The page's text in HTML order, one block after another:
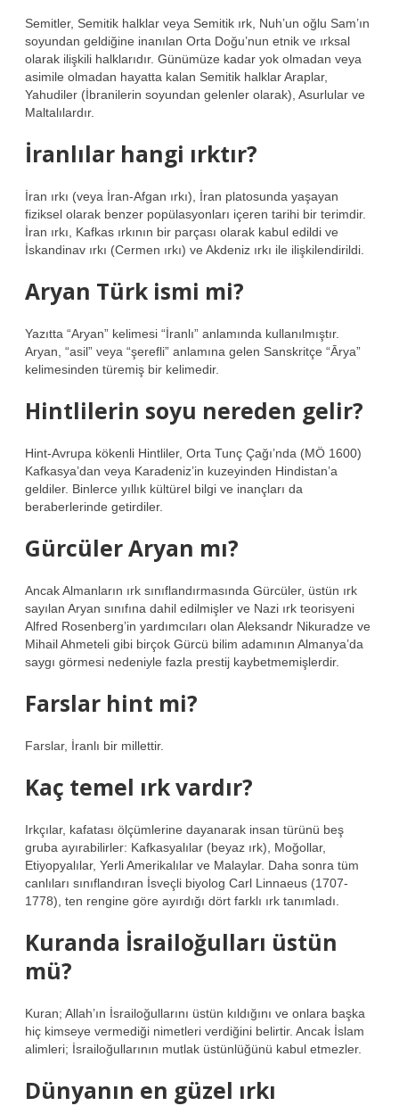
Semitler, Semitik halklar veya Semitik ırk, Nuh’un oğlu Sam’ın
soyundan geldiğine inanılan Orta Doğu’nun etnik ve ırksal
olarak ilişkili halklarıdır. Günümüze kadar yok olmadan veya
asimile olmadan hayatta kalan Semitik halklar Araplar,
Yahudiler (İbranilerin soyundan gelenler olarak), Asurlular ve
Maltalılardır.
İranlılar hangi ırktır?
İran ırkı (veya İran-Afgan ırkı), İran platosunda yaşayan
fiziksel olarak benzer popülasyonları içeren tarihi bir terimdir.
İran ırkı, Kafkas ırkının bir parçası olarak kabul edildi ve
İskandinav ırkı (Cermen ırkı) ve Akdeniz ırkı ile ilişkilendirildi.
Aryan Türk ismi mi?
Yazıtta “Aryan” kelimesi “İranlı” anlamında kullanılmıştır.
Aryan, “asil” veya “şerefli” anlamına gelen Sanskritçe “Ārya”
kelimesinden türemiş bir kelimedir.
Hintlilerin soyu nereden gelir?
Hint-Avrupa kökenli Hintliler, Orta Tunç Çağı’nda (MÖ 1600)
Kafkasya’dan veya Karadeniz’in kuzeyinden Hindistan’a
geldiler. Binlerce yıllık kültürel bilgi ve inançları da
beraberlerinde getirdiler.
Gürcüler Aryan mı?
Ancak Almanların ırk sınıflandırmasında Gürcüler, üstün ırk
sayılan Aryan sınıfına dahil edilmişler ve Nazi ırk teorisyeni
Alfred Rosenberg’in yardımcıları olan Aleksandr Nikuradze ve
Mihail Ahmeteli gibi birçok Gürcü bilim adamının Almanya’da
saygı görmesi nedeniyle fazla prestij kaybetmemişlerdir.
Farslar hint mi?
Farslar, İranlı bir millettir.
Kaç temel ırk vardır?
Irkçılar, kafatası ölçümlerine dayanarak insan türünü beş
gruba ayırabilirler: Kafkasyalılar (beyaz ırk), Moğollar,
Etiyopyalılar, Yerli Amerikalılar ve Malaylar. Daha sonra tüm
canlıları sınıflandıran İsveçli biyolog Carl Linnaeus (1707-
1778), ten rengine göre ayırdığı dört farklı ırk tanımladı.
Kuranda İsrailoğulları üstün
mü?
Kuran; Allah’ın İsrailoğullarını üstün kıldığını ve onlara başka
hiç kimseye vermediği nimetleri verdiğini belirtir. Ancak İslam
alimleri; İsrailoğullarının mutlak üstünlüğünü kabul etmezler.
Dünyanın en güzel ırkı